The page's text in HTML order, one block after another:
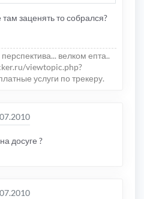
там заценять то собрался?
велком епта..
viewtopic.php?
услуги по трекеру.
досуге ?